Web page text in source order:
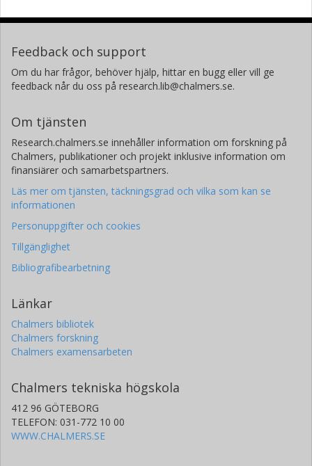
Feedback och support
Om du har frågor, behöver hjälp, hittar en bugg eller vill ge
feedback når du oss på research.lib@chalmers.se.
Om tjänsten
Research.chalmers.se innehåller information om forskning på
Chalmers, publikationer och projekt inklusive information om
finansiärer och samarbetspartners.
Läs mer om tjänsten, täckningsgrad och vilka som kan se
informationen
Personuppgifter och cookies
Tillgänglighet
Bibliografibearbetning
Länkar
Chalmers bibliotek
Chalmers forskning
Chalmers examensarbeten
Chalmers tekniska högskola
412 96 GÖTEBORG
TELEFON: 031-772 10 00
WWW.CHALMERS.SE